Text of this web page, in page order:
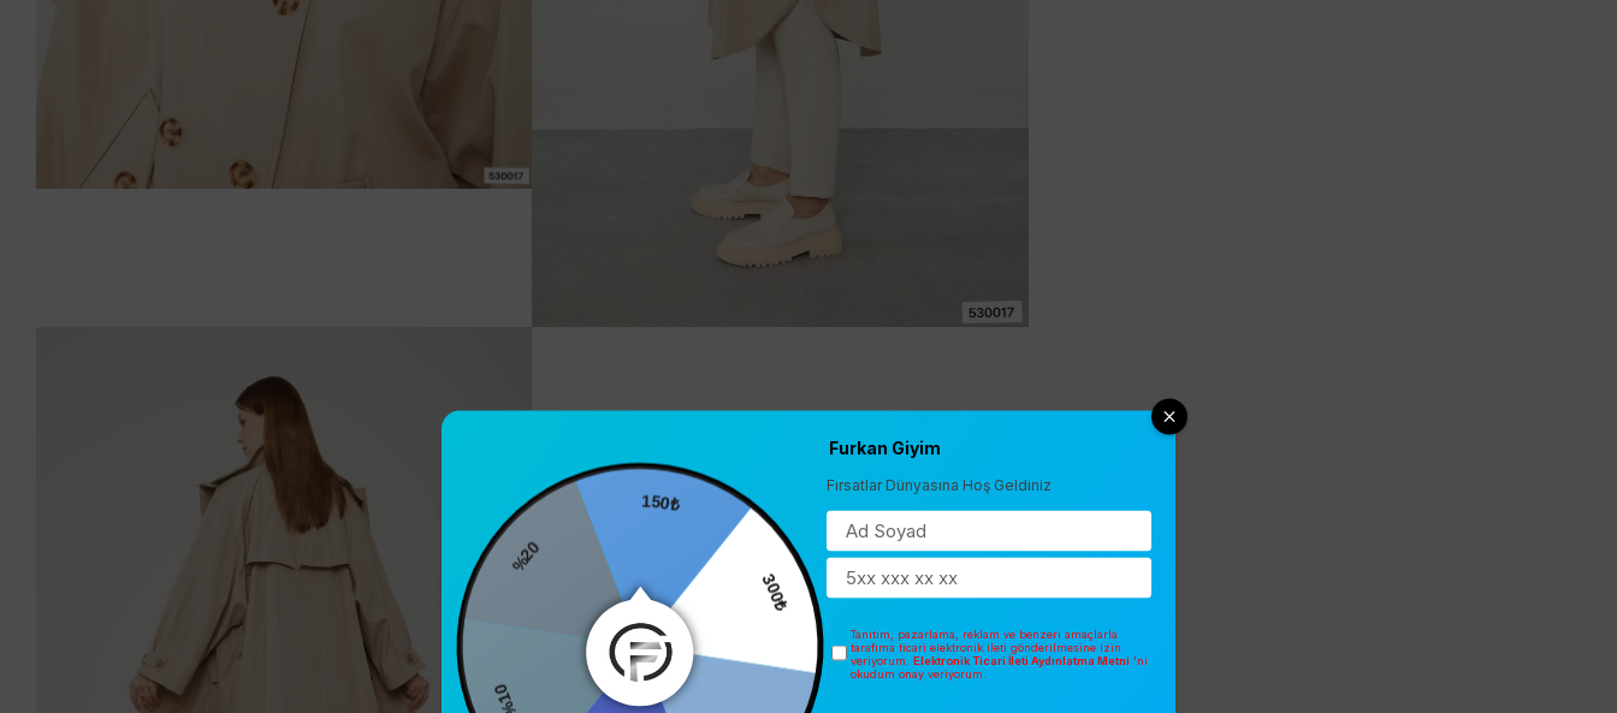
Furkan Giyim
Fırsatlar Dünyasına Hoş Geldiniz
Tanıtım, pazarlama, reklam ve benzeri amaçlarla
tarafıma ticari elektronik ileti gönderilmesine izin
veriyorum. Elektronik Ticari İleti Aydınlatma Metni 'ni
okudum onay veriyorum.